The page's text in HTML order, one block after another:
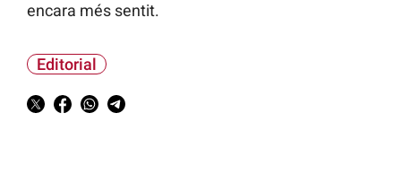
encara més sentit.
Editorial